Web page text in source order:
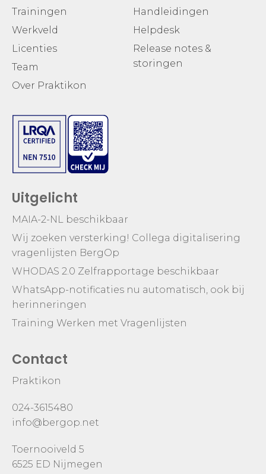
Trainingen
Werkveld
Licenties
Team
Over Praktikon
Handleidingen
Helpdesk
Release notes &
storingen
Uitgelicht
MAIA-2-NL beschikbaar
Wij zoeken versterking! Collega digitalisering
vragenlijsten BergOp
WHODAS 2.0 Zelfrapportage beschikbaar
WhatsApp-notificaties nu automatisch, ook bij
herinneringen
Training Werken met Vragenlijsten
Contact
Praktikon
024-3615480
info@bergop.net
Toernooiveld 5
6525 ED Nijmegen